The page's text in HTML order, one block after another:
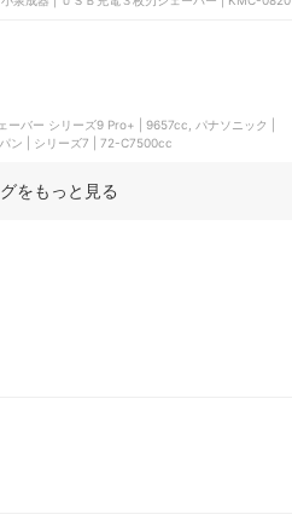
ーバー シリーズ9 Pro+ | 9657cc, パナソニック |
ジャパン | シリーズ7 | 72-C7500cc
をもっと見る